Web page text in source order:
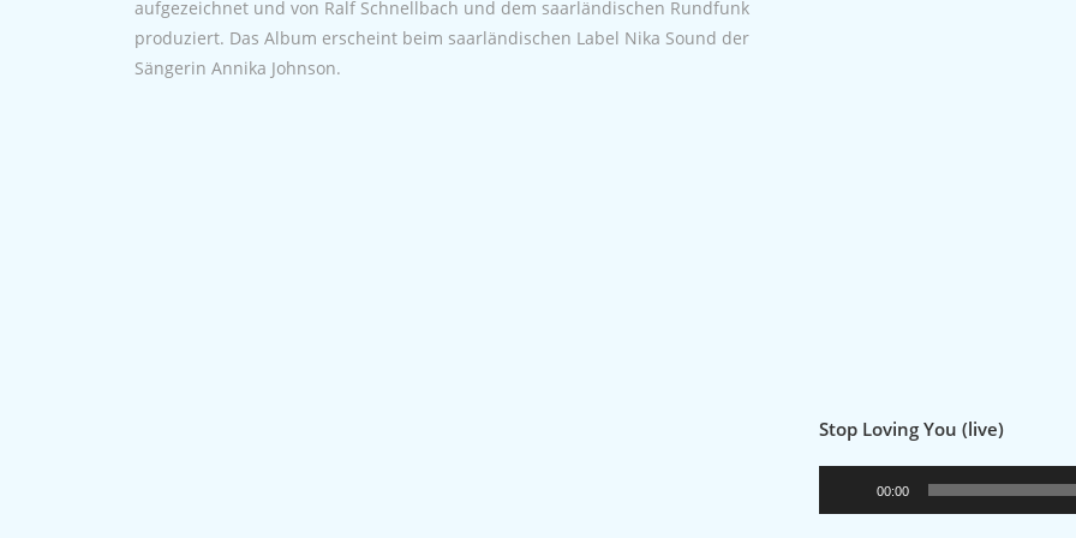
aufgezeichnet und von Ralf Schnellbach und dem saarländischen Rundfunk
produziert. Das Album erscheint beim saarländischen Label Nika Sound der
Sängerin Annika Johnson.
Stop Loving You (live)
Player
00:00